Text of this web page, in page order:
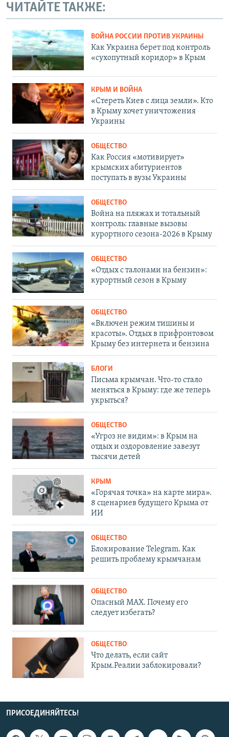
ЧИТАЙТЕ ТАКЖЕ:
ВОЙНА РОССИИ ПРОТИВ УКРАИНЫ
Как Украина берет под контроль
«сухопутный коридор» в Крым
КРЫМ И ВОЙНА
«Стереть Киев с лица земли». Кто
в Крыму хочет уничтожения
Украины
ОБЩЕСТВО
Как Россия «мотивирует»
крымских абитуриентов
поступать в вузы Украины
ОБЩЕСТВО
Война на пляжах и тотальный
контроль: главные вызовы
курортного сезона-2026 в Крыму
ОБЩЕСТВО
«Отдых с талонами на бензин»:
курортный сезон в Крыму
ОБЩЕСТВО
«Включен режим тишины и
красоты». Отдых в прифронтовом
Крыму без интернета и бензина
БЛОГИ
Письма крымчан. Что-то стало
меняться в Крыму: где же теперь
укрыться?
ОБЩЕСТВО
«Угроз не видим»: в Крым на
отдых и оздоровление завезут
тысячи детей
КРЫМ
«Горячая точка» на карте мира».
8 сценариев будущего Крыма от
ИИ
ОБЩЕСТВО
Блокирование Telegram. Как
решить проблему крымчанам
ОБЩЕСТВО
Опасный MAX. Почему его
следует избегать?
ОБЩЕСТВО
Что делать, если сайт
Крым.Реалии заблокировали?
ПРИСОЕДИНЯЙТЕСЬ!